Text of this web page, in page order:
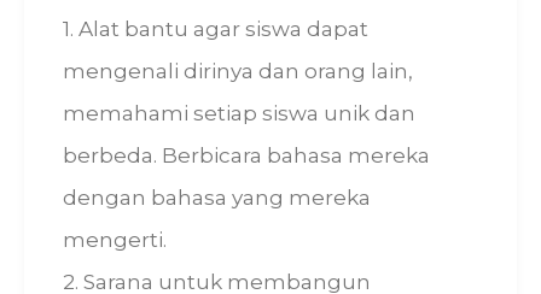
1. Alat bantu agar siswa dapat
mengenali dirinya dan orang lain,
memahami setiap siswa unik dan
berbeda. Berbicara bahasa mereka
dengan bahasa yang mereka
mengerti.
2. Sarana untuk membangun